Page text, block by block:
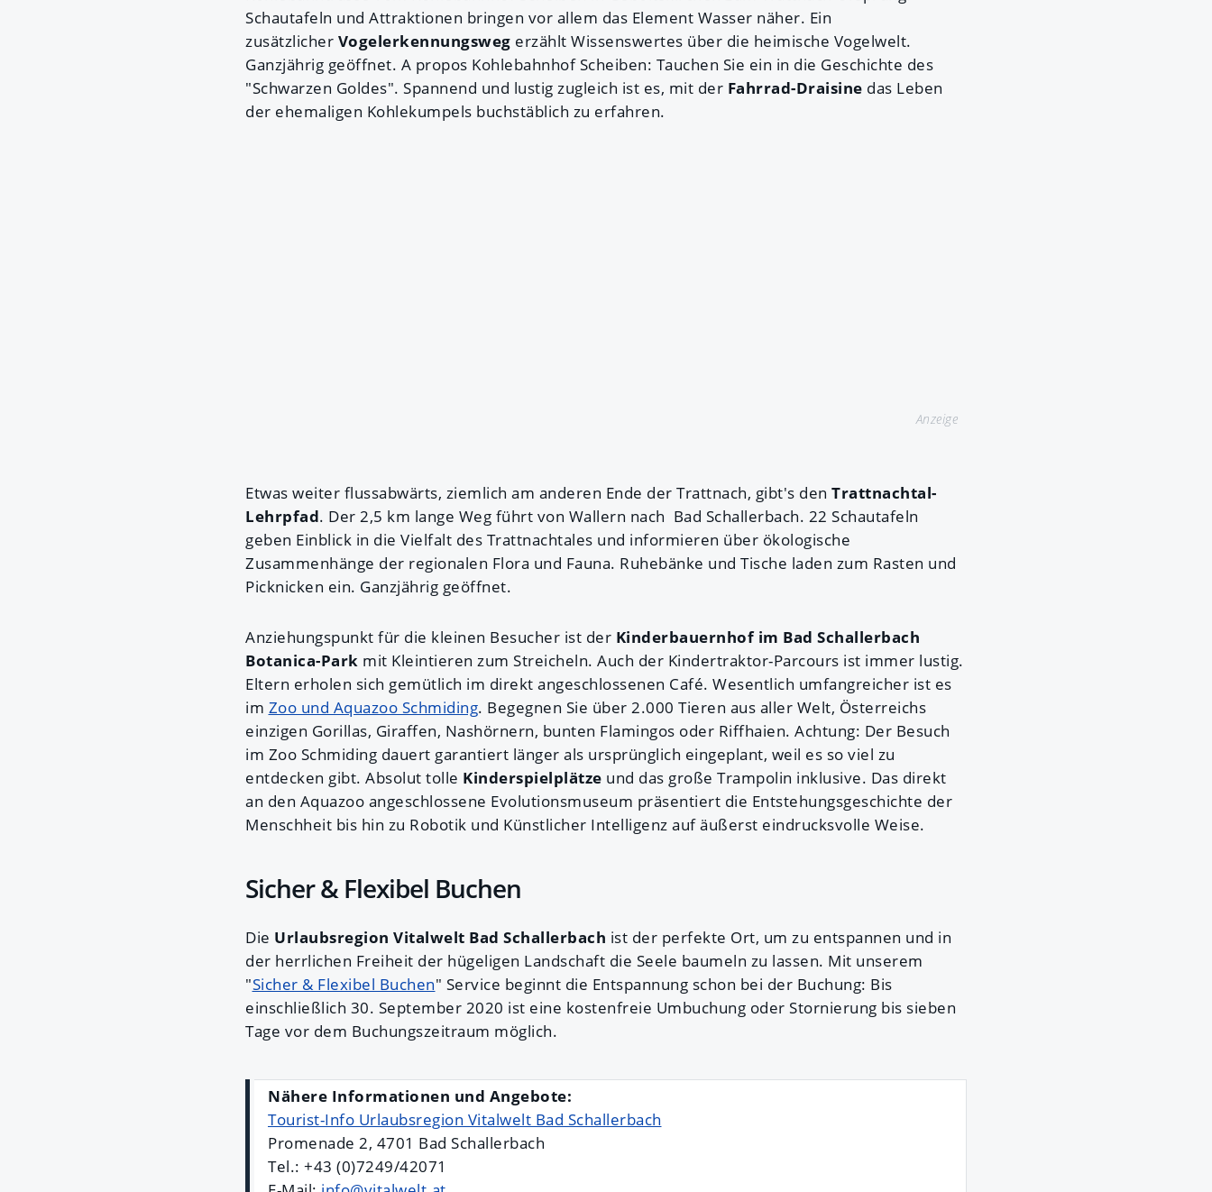
Schautafeln und Attraktionen bringen vor allem das Element Wasser näher. Ein
zusätzlicher Vogelerkennungsweg erzählt Wissenswertes über die heimische Vogelwelt.
Ganzjährig geöffnet. A propos Kohlebahnhof Scheiben: Tauchen Sie ein in die Geschichte des
"Schwarzen Goldes". Spannend und lustig zugleich ist es, mit der Fahrrad-Draisine das Leben
der ehemaligen Kohlekumpels buchstäblich zu erfahren.
Anzeige
Etwas weiter flussabwärts, ziemlich am anderen Ende der Trattnach, gibt's den Trattnachtal-
Lehrpfad. Der 2,5 km lange Weg führt von Wallern nach Bad Schallerbach. 22 Schautafeln
geben Einblick in die Vielfalt des Trattnachtales und informieren über ökologische
Zusammenhänge der regionalen Flora und Fauna. Ruhebänke und Tische laden zum Rasten und
Picknicken ein. Ganzjährig geöffnet.
Anziehungspunkt für die kleinen Besucher ist der Kinderbauernhof im Bad Schallerbach
Botanica-Park mit Kleintieren zum Streicheln. Auch der Kindertraktor-Parcours ist immer lustig.
Eltern erholen sich gemütlich im direkt angeschlossenen Café. Wesentlich umfangreicher ist es
im Zoo und Aquazoo Schmiding. Begegnen Sie über 2.000 Tieren aus aller Welt, Österreichs
einzigen Gorillas, Giraffen, Nashörnern, bunten Flamingos oder Riffhaien. Achtung: Der Besuch
im Zoo Schmiding dauert garantiert länger als ursprünglich eingeplant, weil es so viel zu
entdecken gibt. Absolut tolle Kinderspielplätze und das große Trampolin inklusive. Das direkt
an den Aquazoo angeschlossene Evolutionsmuseum präsentiert die Entstehungsgeschichte der
Menschheit bis hin zu Robotik und Künstlicher Intelligenz auf äußerst eindrucksvolle Weise.
Sicher & Flexibel Buchen
Die Urlaubsregion Vitalwelt Bad Schallerbach ist der perfekte Ort, um zu entspannen und in
der herrlichen Freiheit der hügeligen Landschaft die Seele baumeln zu lassen. Mit unserem
"Sicher & Flexibel Buchen" Service beginnt die Entspannung schon bei der Buchung: Bis
einschließlich 30. September 2020 ist eine kostenfreie Umbuchung oder Stornierung bis sieben
Tage vor dem Buchungszeitraum möglich.
Nähere Informationen und Angebote:
Tourist-Info Urlaubsregion Vitalwelt Bad Schallerbach
Promenade 2, 4701 Bad Schallerbach
Tel.: +43 (0)7249/42071